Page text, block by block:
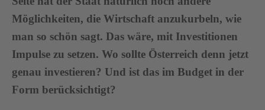
Möglichkeiten, die Wirtschaft anzukurbeln, wie
man so schön sagt. Das wäre, mit Investitionen
Impulse zu setzen. Wo sollte Österreich denn jetzt
genau investieren? Und ist das im Budget in der
Form berücksichtigt?